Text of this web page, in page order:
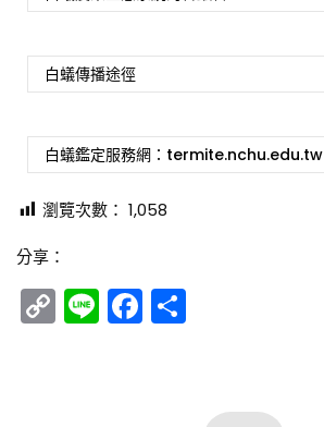
白蟻傳播途徑
白蟻鑑定服務網：termite.nchu.edu.tw
瀏覽次數： 1,058
分享：
Copy
Link
LineFacebook